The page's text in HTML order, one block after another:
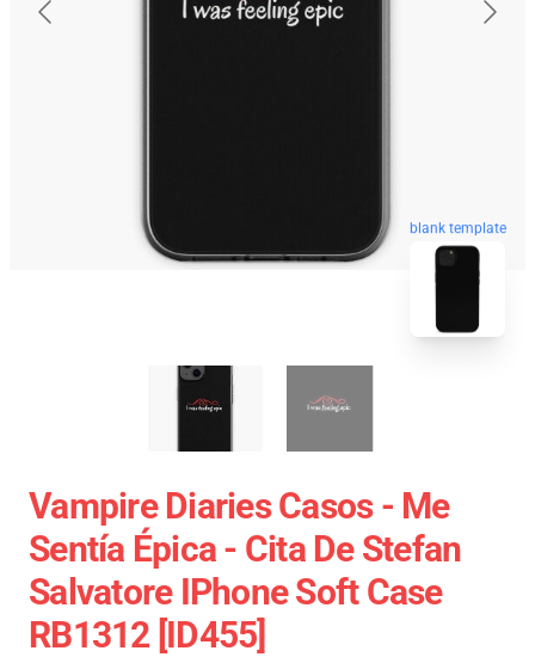
blank template
Vampire Diaries Casos - Me
Sentía Épica - Cita De Stefan
Salvatore IPhone Soft Case
RB1312 [ID455]